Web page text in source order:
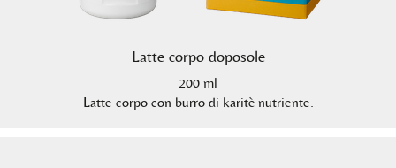
Latte corpo doposole
200 ml
Latte corpo con burro di karitè nutriente.